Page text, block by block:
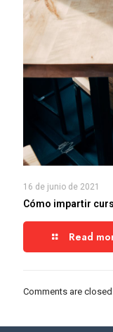
16 de junio de 2021
Cómo impartir
Read
Comments are